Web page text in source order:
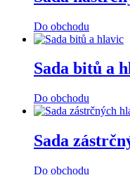
Do obchodu
Sada bitů a
Do obchodu
Sada
Do obchodu